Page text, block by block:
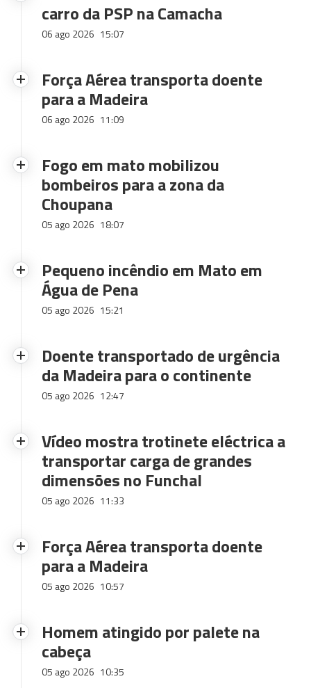
carro da PSP na Camacha
06 ago 2026 15:07
Força Aérea transporta doente
para a Madeira
06 ago 2026 11:09
Fogo em mato mobilizou
bombeiros para a zona da
Choupana
05 ago 2026 18:07
Pequeno incêndio em Mato em
Água de Pena
05 ago 2026 15:21
Doente transportado de urgência
da Madeira para o continente
05 ago 2026 12:47
Vídeo mostra trotinete eléctrica a
transportar carga de grandes
dimensões no Funchal
05 ago 2026 11:33
Força Aérea transporta doente
para a Madeira
05 ago 2026 10:57
Homem atingido por palete na
cabeça
05 ago 2026 10:35